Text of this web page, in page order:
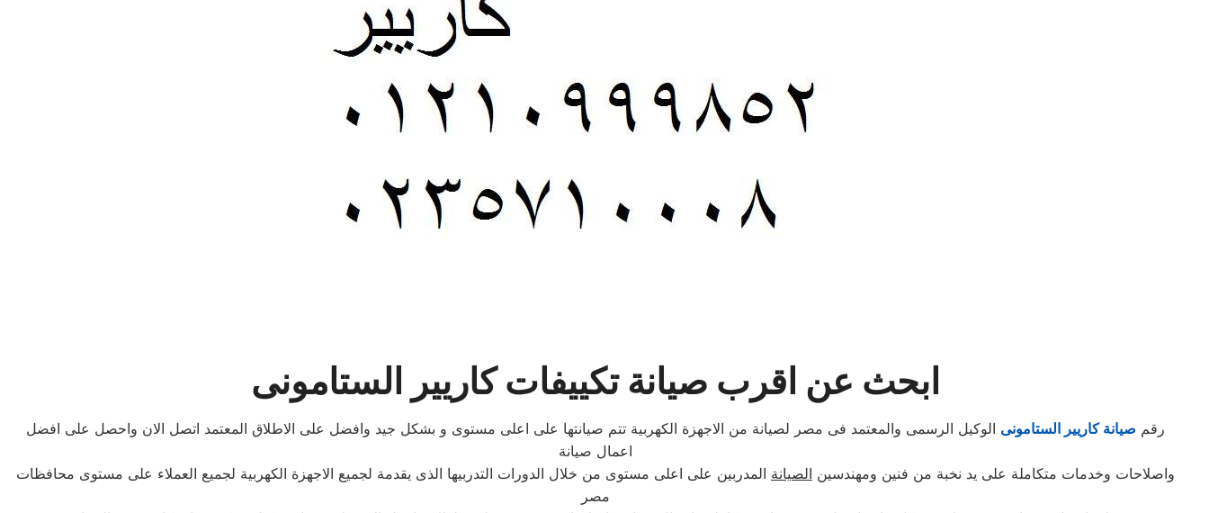
ابحث عن اقرب صيانة تكييفات كاريير الستامونى
رقم صيانة كاريير الستامونى الوكيل الرسمى والمعتمد فى مصر لصيانة من الاجهزة الكهربية تتم صيانتها على اعلى مستوى و بشكل جيد وافضل على الاطلاق المعتمد اتصل الان واحصل على افضل
اعمال صيانة
واصلاحات وخدمات متكاملة على يد نخبة من فنين ومهندسين الصيانة المدربين على اعلى مستوى من خلال الدورات التدربيها الذى يقدمة لجميع الاجهزة الكهربية لجميع العملاء على مستوى محافظات
مصر